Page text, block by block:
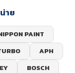
าย
PAINT
APH
BOSCH